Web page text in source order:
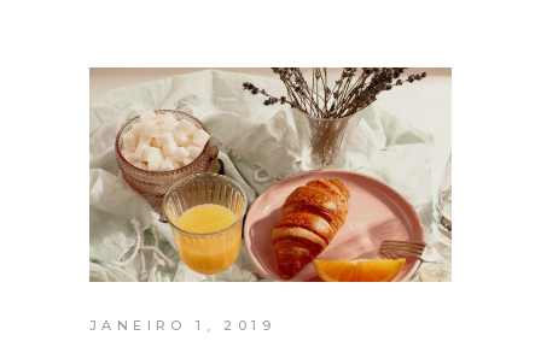
JANEIRO 1, 2019